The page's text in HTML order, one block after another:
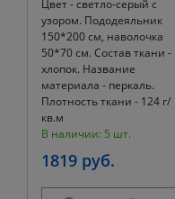
Цвет - светло-серый с
узором. Пододеяльник
150*200 см, наволочка
50*70 см. Состав ткани -
хлопок. Название
материала - перкаль.
Плотность ткани - 124 г/
кв.м
В наличии: 5 шт.
1819 руб.